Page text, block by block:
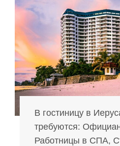
В гостиницу в
требуются:
Работницы в СПА,